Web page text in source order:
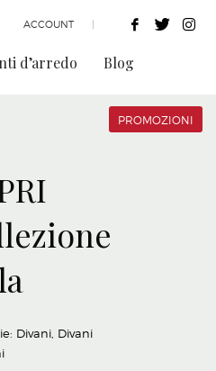
ACCOUNT
d’arredo
Blog
PROMOZIONI
Divani, Divani